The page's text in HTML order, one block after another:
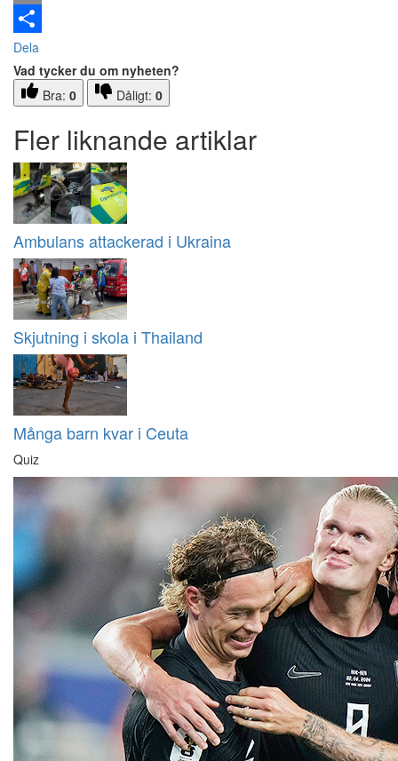
Email
Dela
Vad tycker du om nyheten?
Bra: 0 Dåligt: 0
Fler liknande artiklar
Ambulans attackerad i Ukraina
Skjutning i skola i Thailand
Många barn kvar i Ceuta
Quiz